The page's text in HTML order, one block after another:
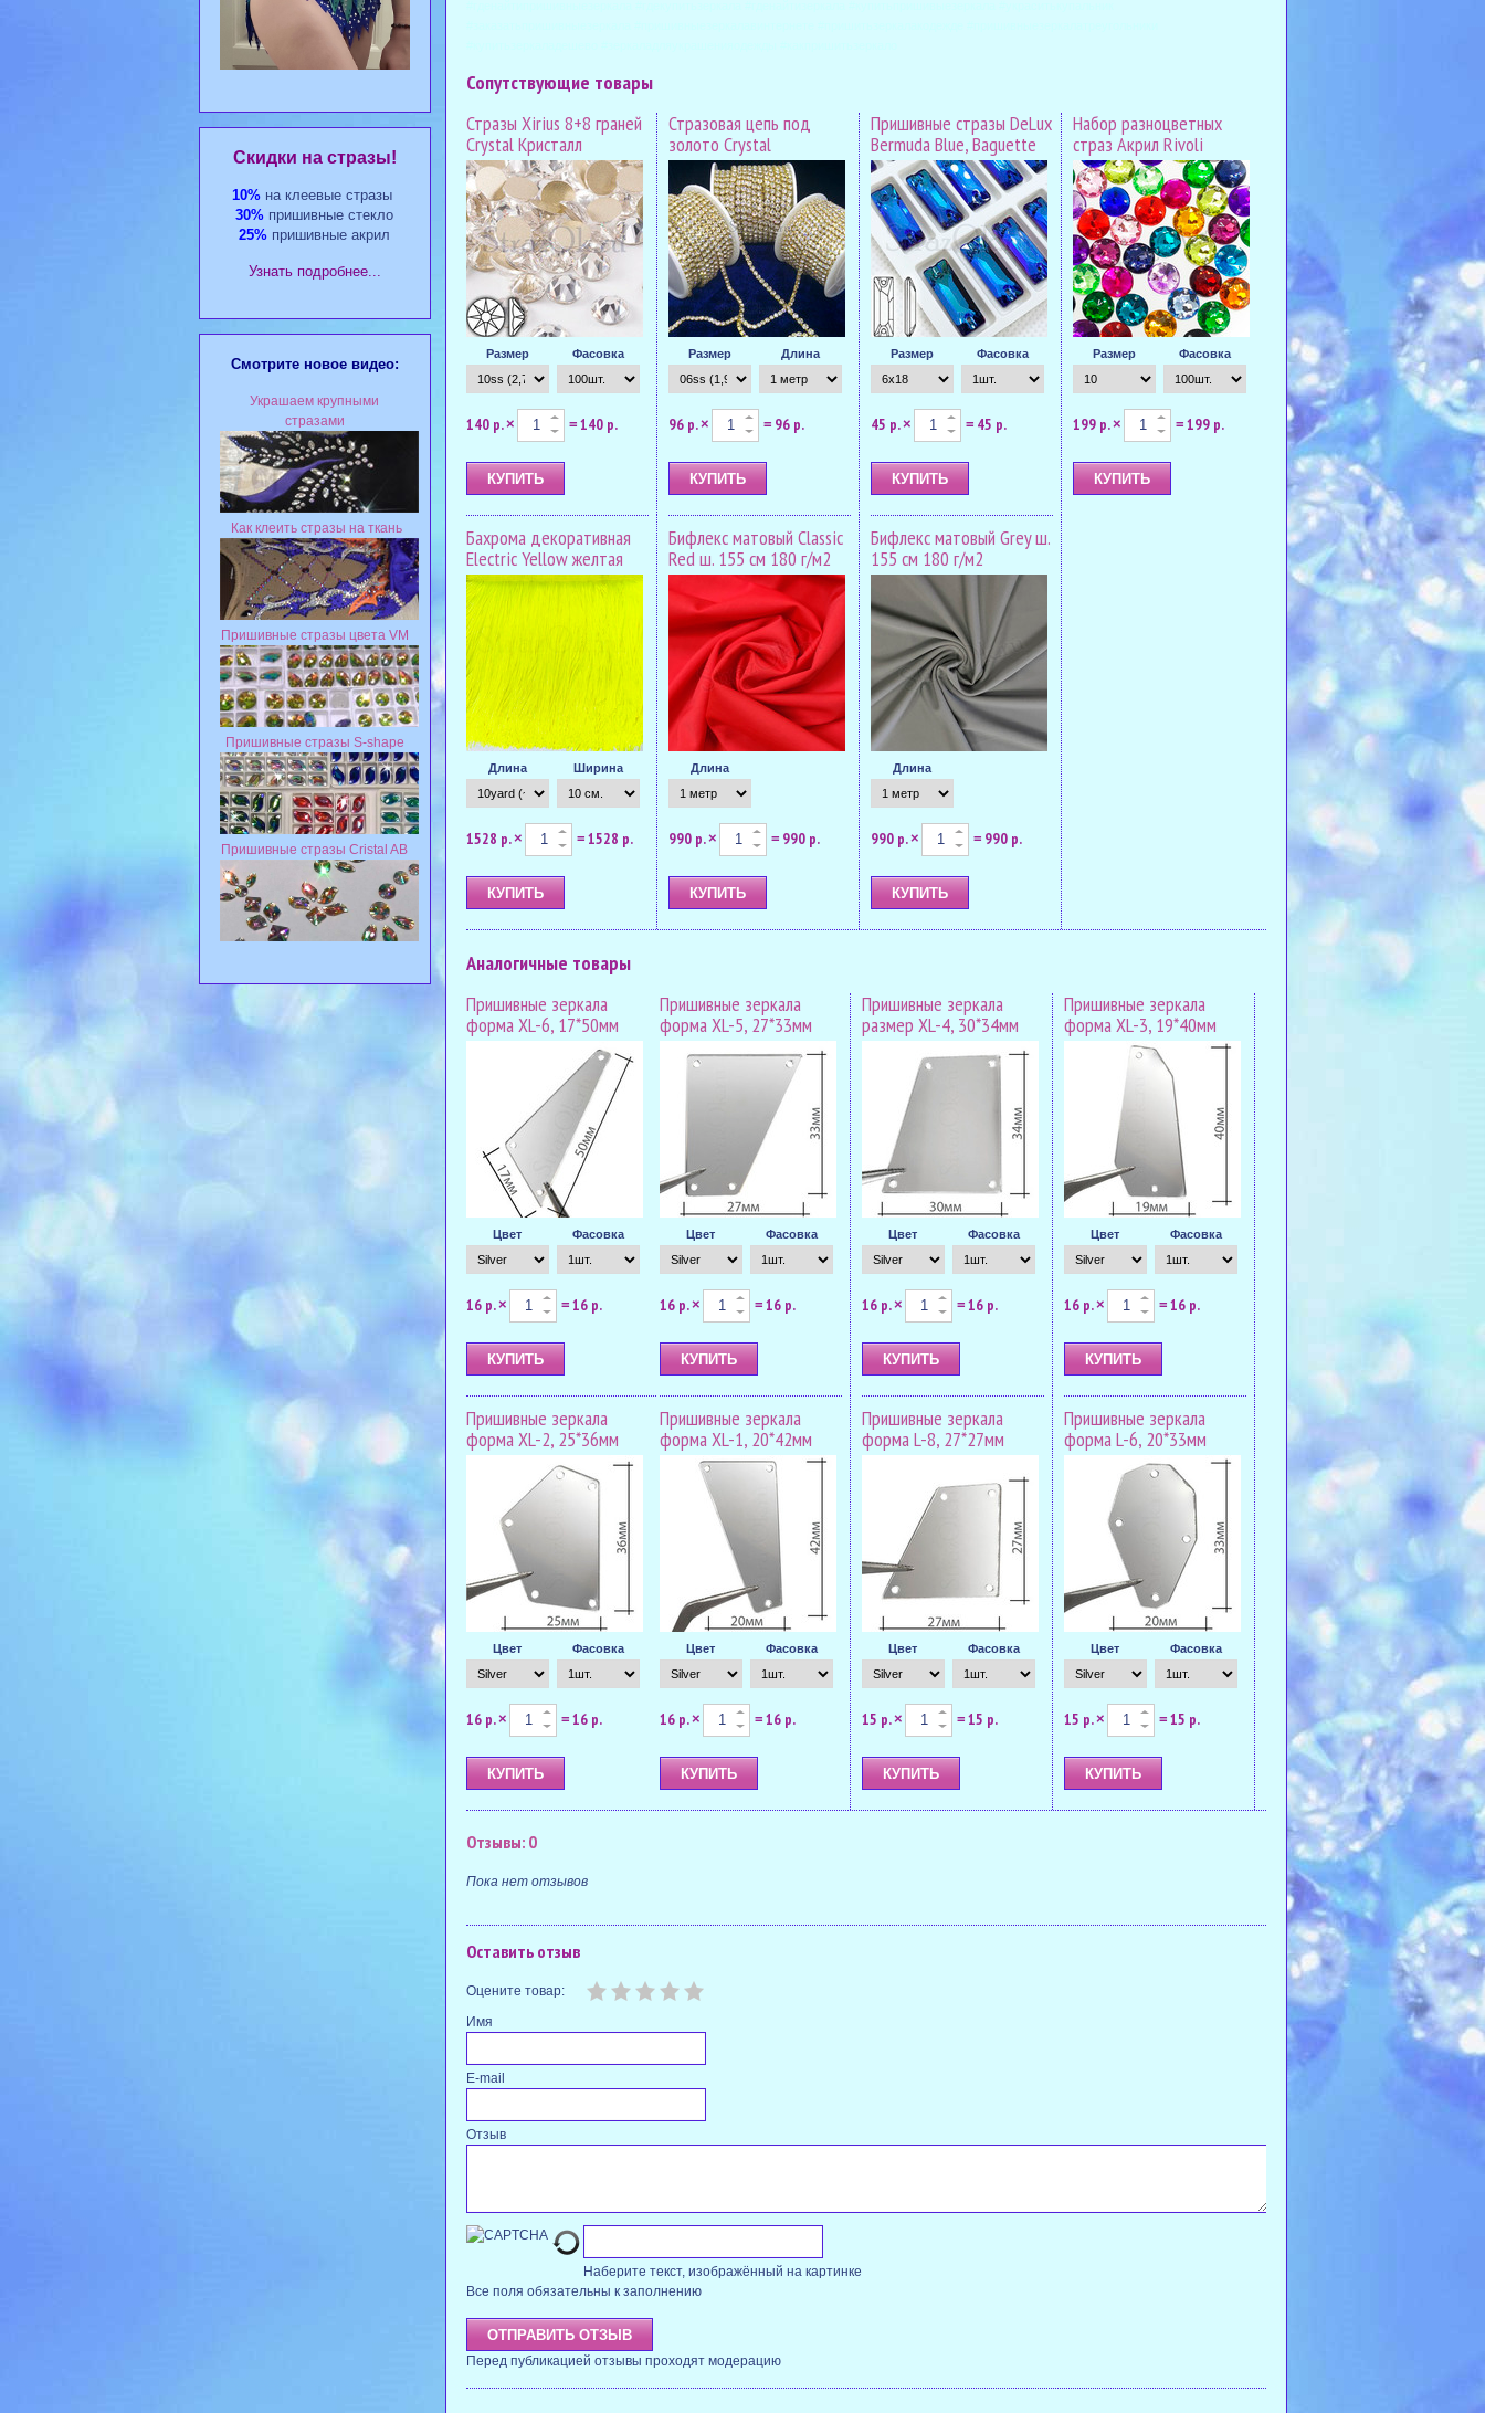
Сопутствующие товары
Стразы Xirius 8+8 граней
Crystal Кристалл
Размер Фасовка
140 р.× = 140 р.
Стразовая цепь под
золото Crystal
Размер Длина
96 р.× = 96 р.
Пришивные стразы DeLux
Bermuda Blue, Baguette
Размер Фасовка
45 р.× = 45 р.
Набор разноцветных
страз Акрил Rivoli
Размер Фасовка
199 р.× = 199 р.
Бахрома декоративная
Electric Yellow желтая
Длина Ширина
1528 р.× = 1528 р.
Бифлекс матовый Classic
Red ш. 155 см 180 г/м2
Длина
990 р.× = 990 р.
Бифлекс матовый Grey ш.
155 см 180 г/м2
Длина
990 р.× = 990 р.
Аналогичные товары
Пришивные зеркала
форма XL-6, 17*50мм
Цвет Фасовка
16 р.× = 16 р.
Пришивные зеркала
форма XL-5, 27*33мм
Цвет Фасовка
16 р.× = 16 р.
Пришивные зеркала
размер XL-4, 30*34мм
Цвет Фасовка
16 р.× = 16 р.
Пришивные зеркала
форма XL-3, 19*40мм
Цвет Фасовка
16 р.× = 16 р.
Пришивные зеркала
форма XL-2, 25*36мм
Цвет Фасовка
16 р.× = 16 р.
Пришивные зеркала
форма XL-1, 20*42мм
Цвет Фасовка
16 р.× = 16 р.
Пришивные зеркала
форма L-8, 27*27мм
Цвет Фасовка
15 р.× = 15 р.
Пришивные зеркала
форма L-6, 20*33мм
Цвет Фасовка
15 р.× = 15 р.
Отзывы: 0
Пока нет отзывов
Оставить отзыв
Оцените товар:
Имя
E-mail
Отзыв
Наберите текст, изображённый на картинке
Все поля обязательны к заполнению
Перед публикацией отзывы проходят модерацию
Cкидки на стразы!
10% на клеевые стразы
30% пришивные стекло
25% пришивные акрил
Узнать подробнее...
Смотрите новое видео:
Украшаем крупными
стразами
Как клеить стразы на ткань
Пришивные стразы цвета VM
Пришивные стразы S-shape
Пришивные стразы Cristal AB